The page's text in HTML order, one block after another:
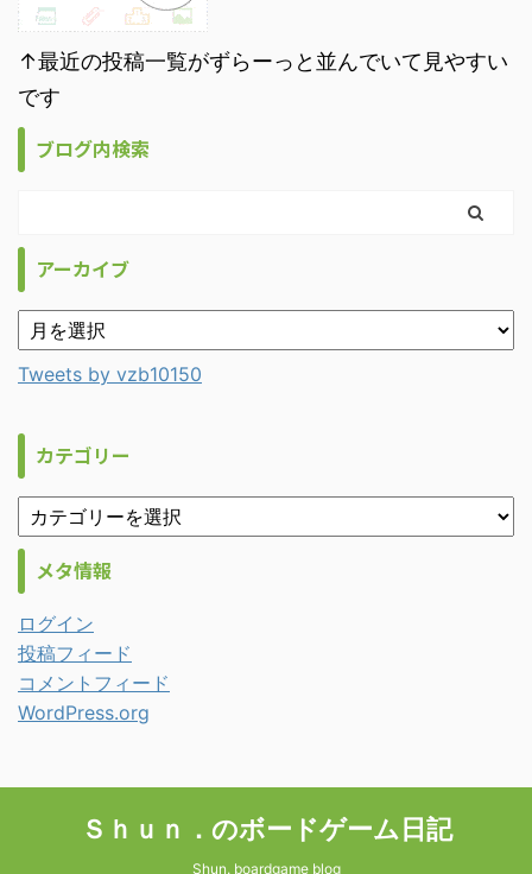
↑最近の投稿一覧がずらーっと並んでいて見やすい
です
ブログ内検索
アーカイブ
Tweets by vzb10150
カテゴリー
メタ情報
ログイン
投稿フィード
コメントフィード
WordPress.org
Ｓｈｕｎ．のボードゲーム日記
Shun. boardgame blog